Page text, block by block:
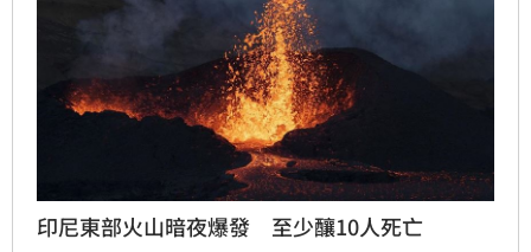
印尼東部火山暗夜爆發 至少釀10人死亡